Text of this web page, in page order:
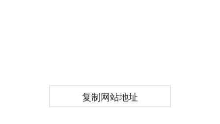
复制网站地址